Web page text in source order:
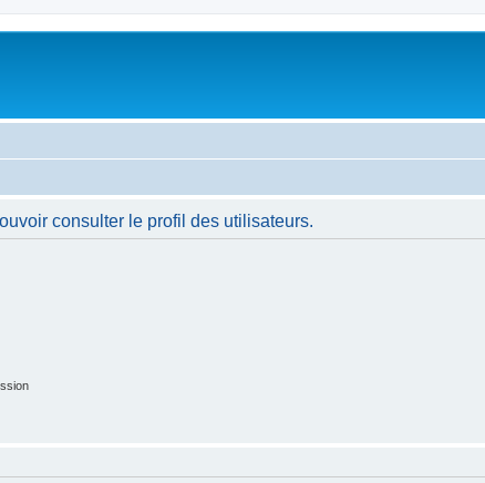
consulter le profil des utilisateurs.